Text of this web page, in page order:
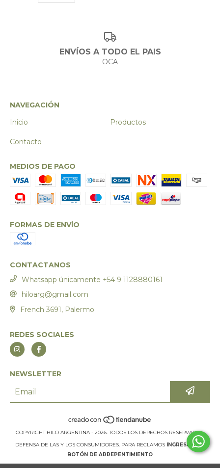
ENVÍOS A TODO EL PAIS
OCA
NAVEGACIÓN
Inicio
Productos
Contacto
MEDIOS DE PAGO
FORMAS DE ENVÍO
CONTACTANOS
Whatsapp únicamente +54 9 1128880161
hiloarg@gmail.com
French 3691, Palermo
REDES SOCIALES
NEWSLETTER
COPYRIGHT HILO ARGENTINA - 2026. TODOS LOS DERECHOS RESERVADOS.
DEFENSA DE LAS Y LOS CONSUMIDORES. PARA RECLAMOS
INGRESÁ ACÁ.
BOTÓN DE ARREPENTIMIENTO